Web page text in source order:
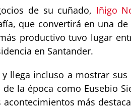
de su cuñado, Iñigo
que convertirá en una
productivo tuvo lugar
en Santander.
y llega incluso a mostrar
la época como Eusebio
más